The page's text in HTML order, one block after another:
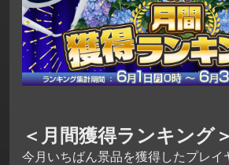
＜月間獲得ランキング＞
今月いちばん景品を獲得したプレイ